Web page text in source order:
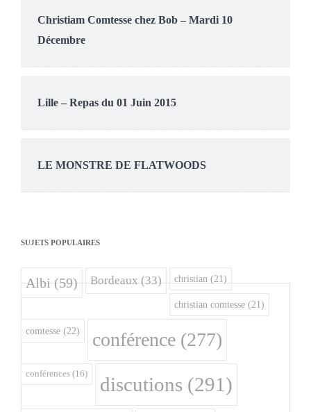
Christiam Comtesse chez Bob – Mardi 10
Décembre
Lille – Repas du 01 Juin 2015
LE MONSTRE DE FLATWOODS
SUJETS POPULAIRES
Albi(59) Bordeaux(33) christian (21)
christian comtesse (21)
comtesse (22) conférence (277)
conférences (16) discutions (291)